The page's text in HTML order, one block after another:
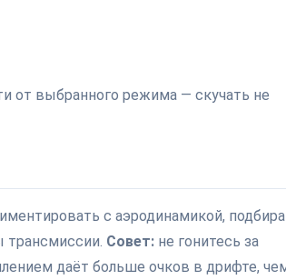
от выбранного режима — скучать не
с аэродинамикой,
трансмиссии. Совет: не гонитесь за
даёт больше очков в дрифте,